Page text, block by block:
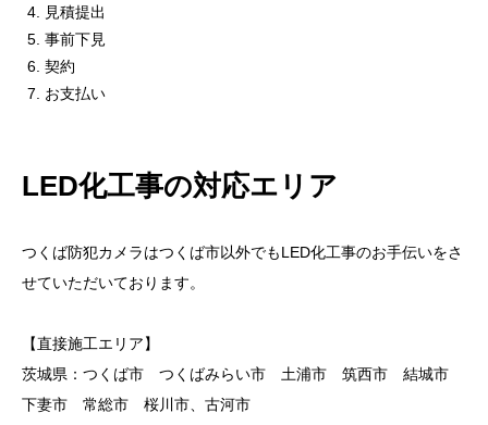
見積提出
事前下見
契約
お支払い
LED化工事の対応エリア
つくば防犯カメラはつくば市以外でもLED化工事のお手伝いをさ
せていただいております。
【直接施工エリア】
茨城県：つくば市 つくばみらい市 土浦市 筑西市 結城市
下妻市 常総市 桜川市、古河市